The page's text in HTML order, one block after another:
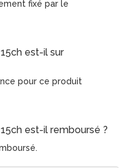
fixé par le
est-il sur
pour ce produit
est-il remboursé ?